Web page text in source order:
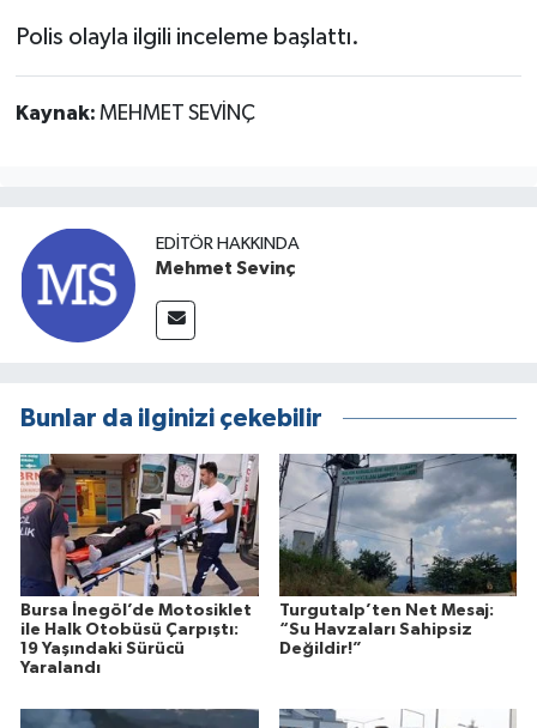
Polis olayla ilgili inceleme başlattı.
Kaynak: MEHMET SEVİNÇ
EDITÖR HAKKINDA
Mehmet Sevinç
Bunlar da ilginizi çekebilir
Bursa İnegöl’de Motosiklet
ile Halk Otobüsü Çarpıştı:
19 Yaşındaki Sürücü
Yaralandı
Turgutalp’ten Net Mesaj:
“Su Havzaları Sahipsiz
Değildir!”